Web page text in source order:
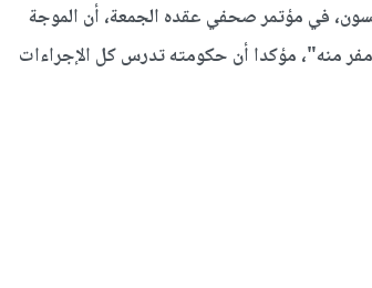
في مؤتمر صحفي عقده الجمعة، أن الموجة
مفر منه"، مؤكدا أن حكومته تدرس كل الإجراءات